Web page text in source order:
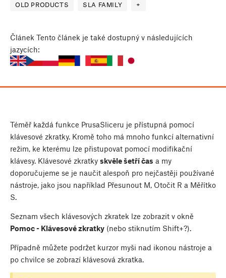
OLD PRODUCTS
SLA FAMILY +
Článek Tento článek je také dostupný v následujících
jazycích:
Téměř každá funkce PrusaSliceru je přístupná pomocí
klávesové zkratky. Kromě toho má mnoho funkcí alternativní
režim, ke kterému lze přistupovat pomocí modifikační
klávesy. Klávesové zkratky skvěle šetří čas a my
doporučujeme se je naučit alespoň pro nejčastěji používané
nástroje, jako jsou například Přesunout M, Otočit R a Měřítko
S.
Seznam všech klávesových zkratek lze zobrazit v okně
Pomoc - Klávesové zkratky (nebo stiknutím Shift+?).
Případně můžete podržet kurzor myši nad ikonou nástroje a
po chvilce se zobrazí klávesová zkratka.